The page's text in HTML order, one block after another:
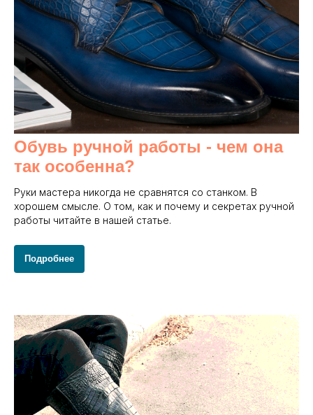
Обувь ручной работы - чем она
так особенна?
Руки мастера никогда не сравнятся со станком. В
хорошем смысле. О том, как и почему и секретах ручной
работы читайте в нашей статье.
Подробнее